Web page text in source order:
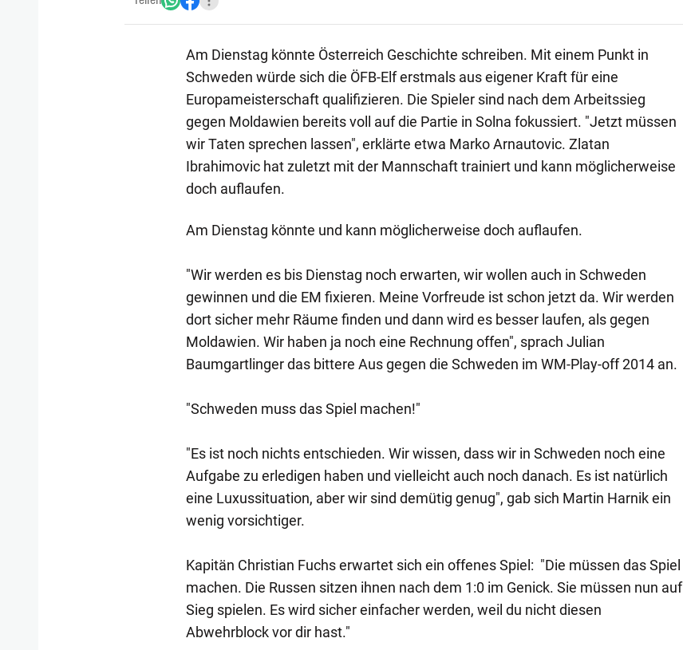
Am Dienstag könnte Österreich Geschichte schreiben. Mit einem Punkt in
Schweden würde sich die ÖFB-Elf erstmals aus eigener Kraft für eine
Europameisterschaft qualifizieren. Die Spieler sind nach dem Arbeitssieg
gegen Moldawien bereits voll auf die Partie in Solna fokussiert. "Jetzt müssen
wir Taten sprechen lassen", erklärte etwa Marko Arnautovic. Zlatan
Ibrahimovic hat zuletzt mit der Mannschaft trainiert und kann möglicherweise
doch auflaufen.
Am Dienstag könnte und kann möglicherweise doch auflaufen.
"Wir werden es bis Dienstag noch erwarten, wir wollen auch in Schweden
gewinnen und die EM fixieren. Meine Vorfreude ist schon jetzt da. Wir werden
dort sicher mehr Räume finden und dann wird es besser laufen, als gegen
Moldawien. Wir haben ja noch eine Rechnung offen", sprach Julian
Baumgartlinger das bittere Aus gegen die Schweden im WM-Play-off 2014 an.
"Schweden muss das Spiel machen!"
"Es ist noch nichts entschieden. Wir wissen, dass wir in Schweden noch eine
Aufgabe zu erledigen haben und vielleicht auch noch danach. Es ist natürlich
eine Luxussituation, aber wir sind demütig genug", gab sich Martin Harnik ein
wenig vorsichtiger.
Kapitän Christian Fuchs erwartet sich ein offenes Spiel: "Die müssen das Spiel
machen. Die Russen sitzen ihnen nach dem 1:0 im Genick. Sie müssen nun auf
Sieg spielen. Es wird sicher einfacher werden, weil du nicht diesen
Abwehrblock vor dir hast."